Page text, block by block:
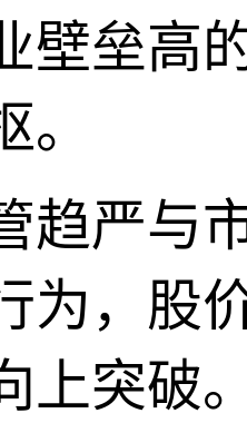
壁垒高
趋严与
为，股
上突破